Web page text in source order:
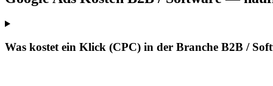
Was kostet ein Klick (CPC) in der Branche B2B /